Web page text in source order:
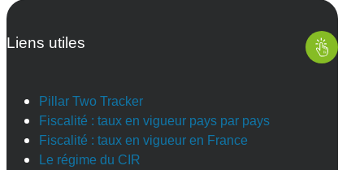
Liens utiles
Pillar Two Tracker
Fiscalité : taux en vigueur pays par pays
Fiscalité : taux en vigueur en France
Le régime du CIR